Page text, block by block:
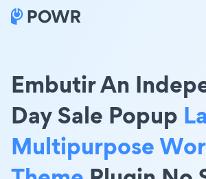
Embutir An
Day Sale Popup
Multipurpose